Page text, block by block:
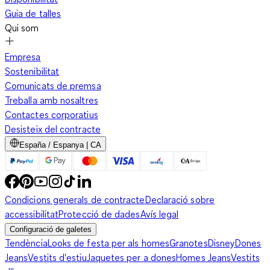
Guia de talles
Qui som
Empresa
Sostenibilitat
Comunicats de premsa
Treballa amb nosaltres
Contactes corporatius
Desisteix del contracte
España / Espanya | CA
Condicions generals de contracteDeclaració sobre
accessibilitatProtecció de dadesAvís legal
Configuració de galetes
TendènciaLooks de festa per als homesGranotesDisneyDones
JeansVestits d'estiuJaquetes per a donesHomes JeansVestits